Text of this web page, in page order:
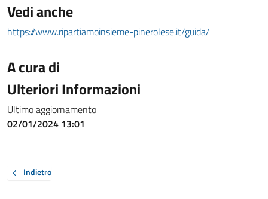
Vedi anche
https://www.ripartiamoinsieme-pinerolese.it/guida/
A cura di
Ulteriori Informazioni
Ultimo aggiornamento
02/01/2024 13:01
Indietro